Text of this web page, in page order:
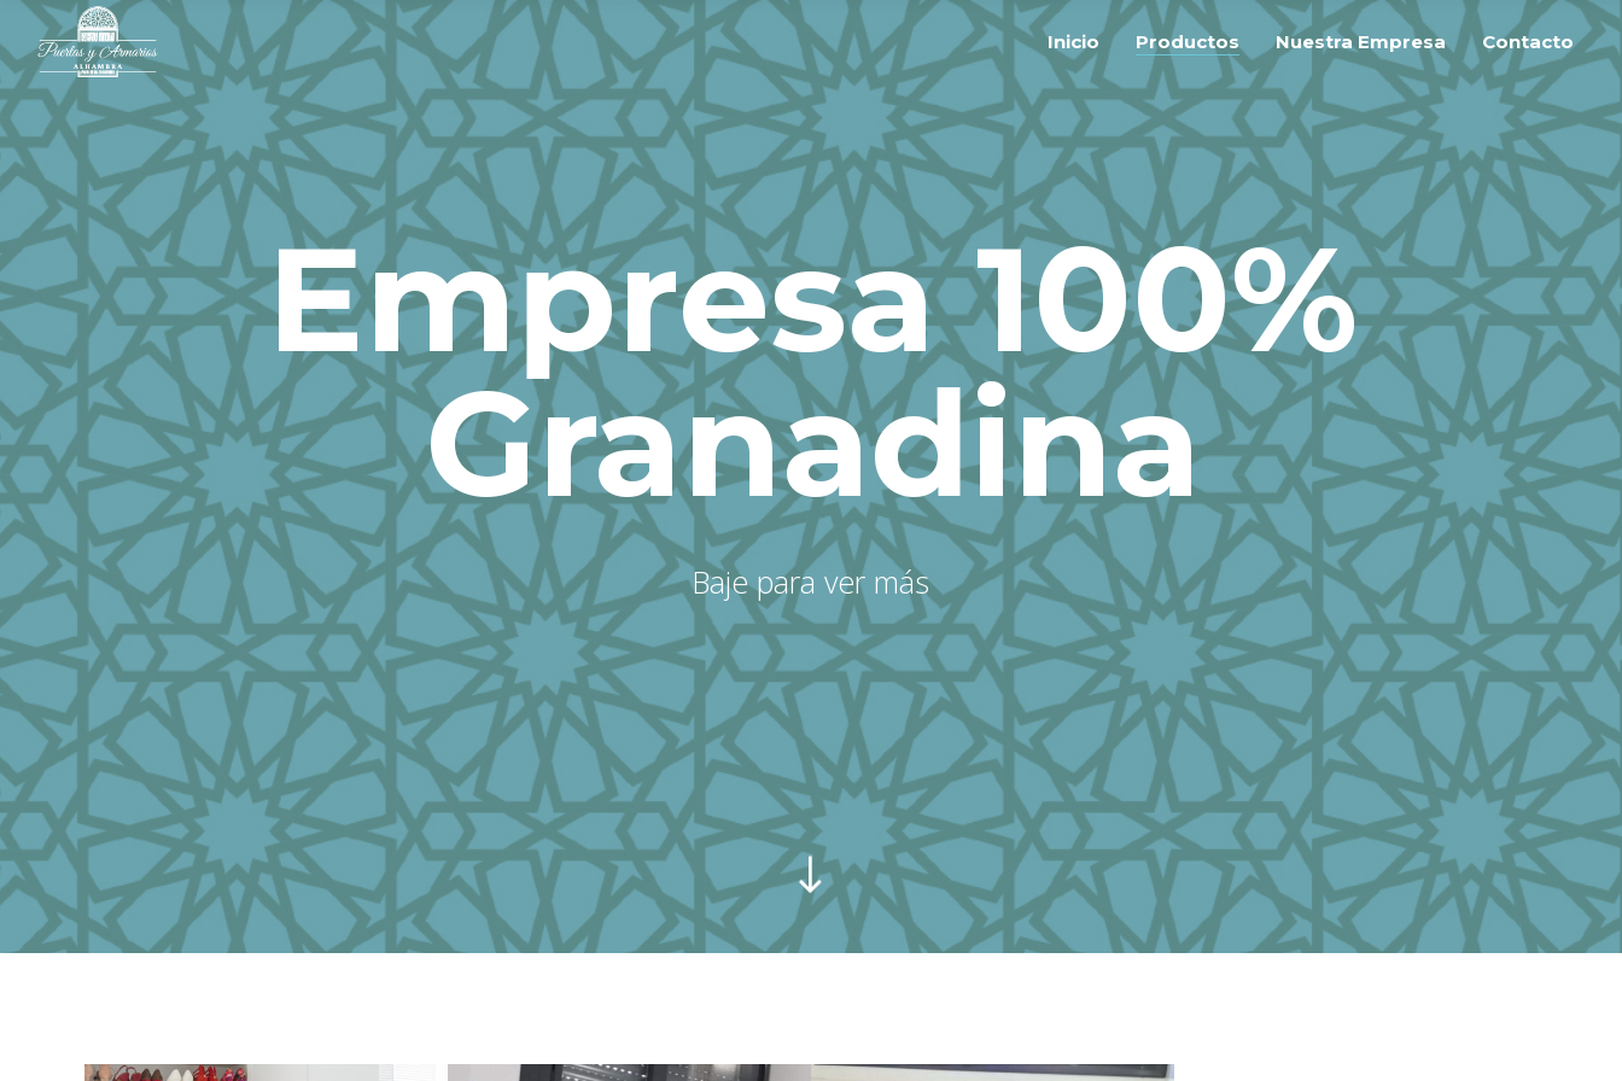
Inicio Productos Nuestra Empresa Contacto
Baje para ver más
Empresa 100%
Granadina